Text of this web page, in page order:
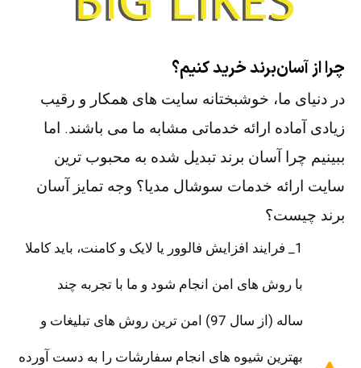
چرا از آسان‌برند خرید کنیم؟
در دنیای ما، خوشبختانه سایت های همکار و رقیب
زیادی آماده ارائه خدماتی مشابه ما می باشند. اما
ببینیم چرا آسان برند تبدیل شده به محبوب ترین
سایت ارائه خدمات سوشال مدیا؟ وجه تمایز آسان
برند چیست؟
1_ فرایند افزایش فالوور یا لایک و کامنت، باید کاملا
با روش های امن انجام شود و ما با تجربه چند
ساله (از سال 97) امن ترین روش های تبلیغات و
بهترین شیوه های انجام سفارشات را به دست آورده